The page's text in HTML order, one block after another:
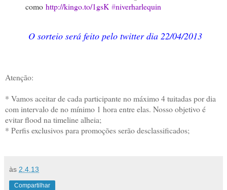
como http://kingo.to/1gsK #niverharlequin
O sorteio será feito pelo twitter dia 22/04/2013
Atenção:
* Vamos aceitar de cada participante no máximo 4 tuitadas por dia
com intervalo de no mínimo 1 hora entre elas. Nosso objetivo é
evitar flood na timeline alheia;
* Perfis exclusivos para promoções serão desclassificados;
às 2.4.13
Compartilhar